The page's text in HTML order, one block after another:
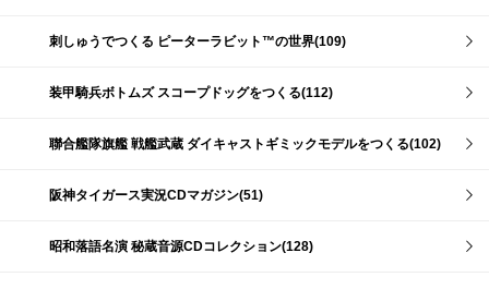
刺しゅうでつくる ピーターラビット™の世界(109)
装甲騎兵ボトムズ スコープドッグをつくる(112)
聯合艦隊旗艦 戦艦武蔵 ダイキャストギミックモデルをつくる(102)
阪神タイガース実況CDマガジン(51)
昭和落語名演 秘蔵音源CDコレクション(128)